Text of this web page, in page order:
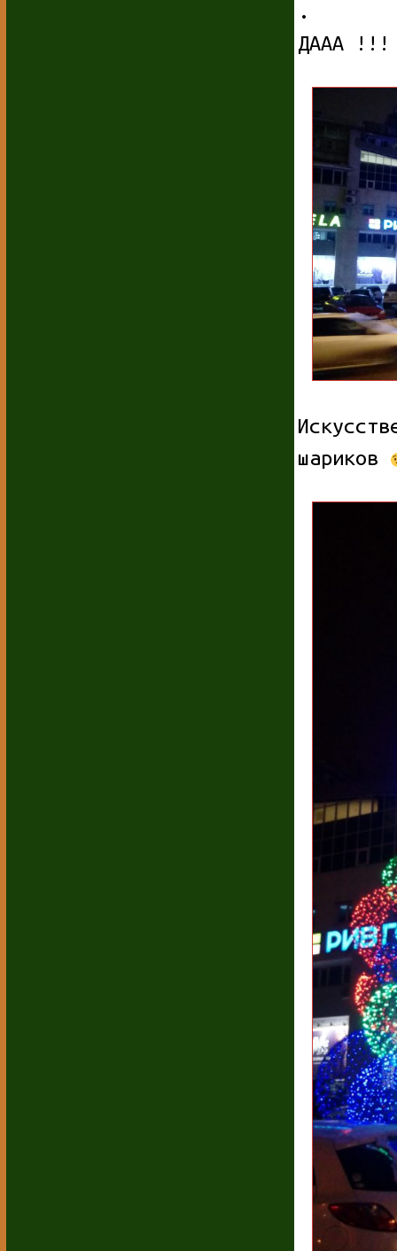
.
ДААА !!!
шариков